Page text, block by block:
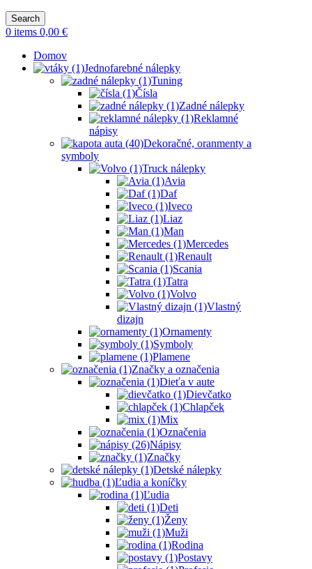
Search
0 items 0,00 €
Domov
Jednofarebné nálepky
Tuning
Čísla
Zadné nálepky
Reklamné
nápisy
Dekoračné, oranmenty a
symboly
Truck nálepky
Avia
Daf
Iveco
Liaz
Man
Mercedes
Renault
Scania
Tatra
Volvo
Vlastný
dizajn
Ornamenty
Symboly
Plamene
Značky a označenia
Dieťa v aute
Dievčatko
Chlapček
Mix
Označenia
Nápisy
Značky
Detské nálepky
Ľudia a koníčky
Ľudia
Deti
Ženy
Muži
Rodina
Postavy